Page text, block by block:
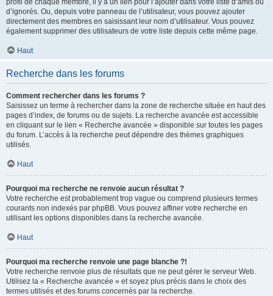
profil de chaque membre, il y a un lien pour l’ajouter dans votre liste d’amis ou
d’ignorés. Ou, depuis votre panneau de l’utilisateur, vous pouvez ajouter
directement des membres en saisissant leur nom d’utilisateur. Vous pouvez
également supprimer des utilisateurs de votre liste depuis cette même page.
Haut
Recherche dans les forums
Comment rechercher dans les forums ?
Saisissez un terme à rechercher dans la zone de recherche située en haut des
pages d’index, de forums ou de sujets. La recherche avancée est accessible
en cliquant sur le lien « Recherche avancée » disponible sur toutes les pages
du forum. L’accès à la recherche peut dépendre des thèmes graphiques
utilisés.
Haut
Pourquoi ma recherche ne renvoie aucun résultat ?
Votre recherche est probablement trop vague ou comprend plusieurs termes
courants non indexés par phpBB. Vous pouvez affiner votre recherche en
utilisant les options disponibles dans la recherche avancée.
Haut
Pourquoi ma recherche renvoie une page blanche ?!
Votre recherche renvoie plus de résultats que ne peut gérer le serveur Web.
Utilisez la « Recherche avancée » et soyez plus précis dans le choix des
termes utilisés et des forums concernés par la recherche.